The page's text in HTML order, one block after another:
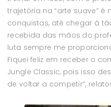
trajetória na “arte suave”
conquistas, até chegar à
recebida das mãos do
luta sempre me
Fiquei feliz em receber o
Jungle Classic, pois isso
de voltar a competir”,